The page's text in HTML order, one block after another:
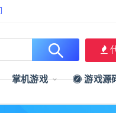
掌机游戏 游戏源